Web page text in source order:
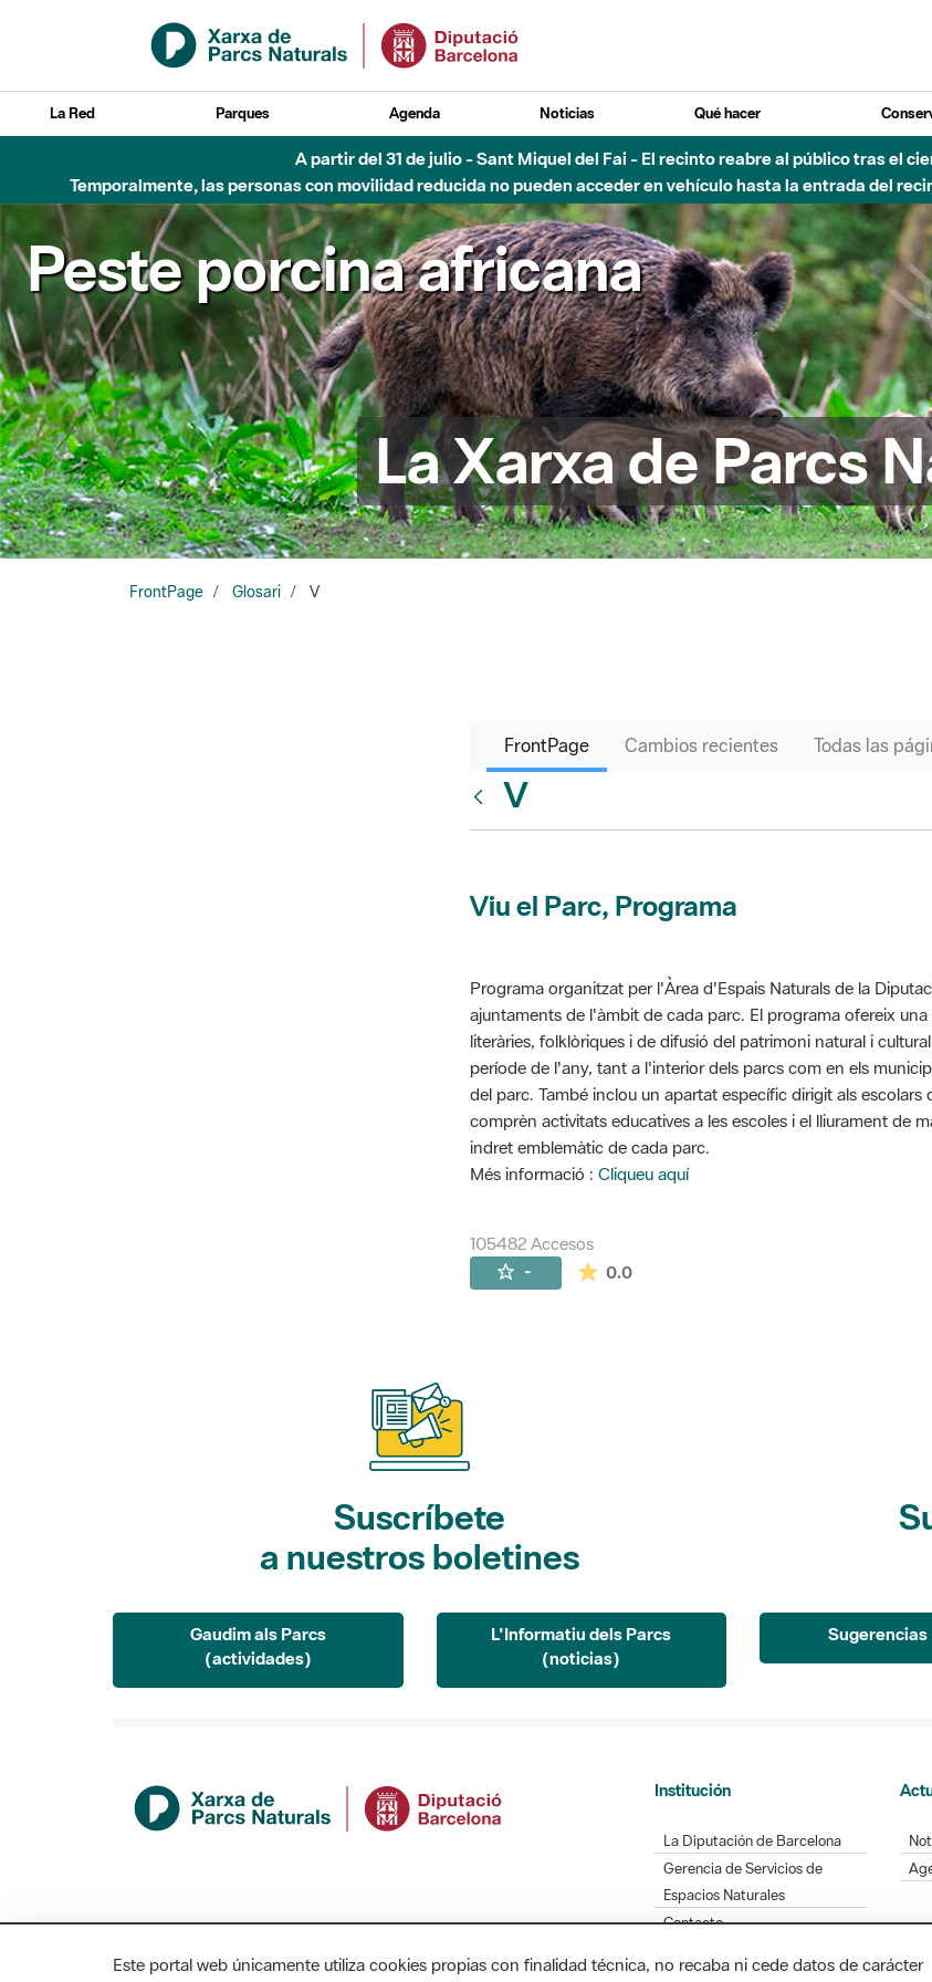
Saltar al contenido principal
La Red Parques Agenda Noticias Qué hacer
A partir del 31 de julio - Sant Miquel del Fai - El recinto reabre al público tras el
Temporalmente, las personas con movilidad reducida no pueden acceder en vehículo hasta la entrada del
Peste porcina africana
La Xarxa de Parcs
FrontPage Glosari V
FrontPage Cambios recientes Todas las
V
Viu el Parc, Programa
Programa organitzat per l'Àrea d'Espais Naturals de la
ajuntaments de l'àmbit de cada parc. El programa ofereix
literàries, folklòriques i de difusió del patrimoni natural i
període de l'any, tant a l'interior dels parcs com en els
del parc. També inclou un apartat específic dirigit als
comprèn activitats educatives a les escoles i el lliurament de
indret emblemàtic de cada parc.
Més informació : Cliqueu aquí
105482 Accesos
- 0.0La valoración media es de 0 estrellas de
Suscríbete
a nuestros boletines
Gaudim als Parcs
(actividades)
L'Informatiu dels Parcs
(noticias)
Sugerencias
Institución
La Diputación de Barcelona
Gerencia de Servicios de
Espacios Naturales
Contacto
Este portal web únicamente utiliza cookies propias con finalidad técnica, no recaba ni cede datos de carácter